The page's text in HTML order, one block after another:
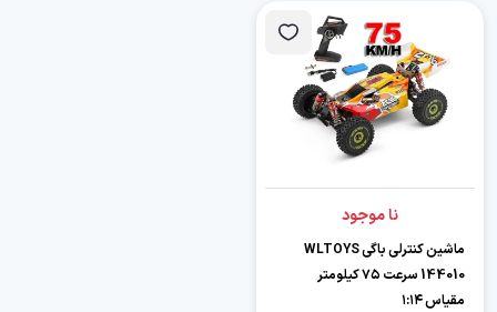
نا موجود
ماشین کنترلی باگی WLTOYS
144010 سرعت ۷۵ کیلومتر
مقیاس ۱:۱۴